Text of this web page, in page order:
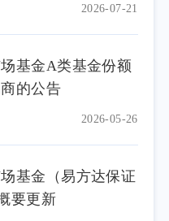
2026-07-21
基金A类基金份额
的公告
2026-05-26
基金（易方达保证
要更新